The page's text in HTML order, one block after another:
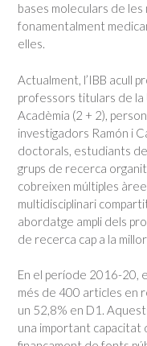
bases moleculars de
fonamentalment
elles.
Actualment, l’IBB acull
professors titulars de la
Acadèmia (2 + 2),
investigadors Ramón i
doctorals, estudiants de
grups de recerca
cobreixen múltiples
multidisciplinari
abordatge ampli dels
de recerca cap a la
En el període 2016-20,
més de 400 articles en
un 52,8% en D1.
una important capacitat